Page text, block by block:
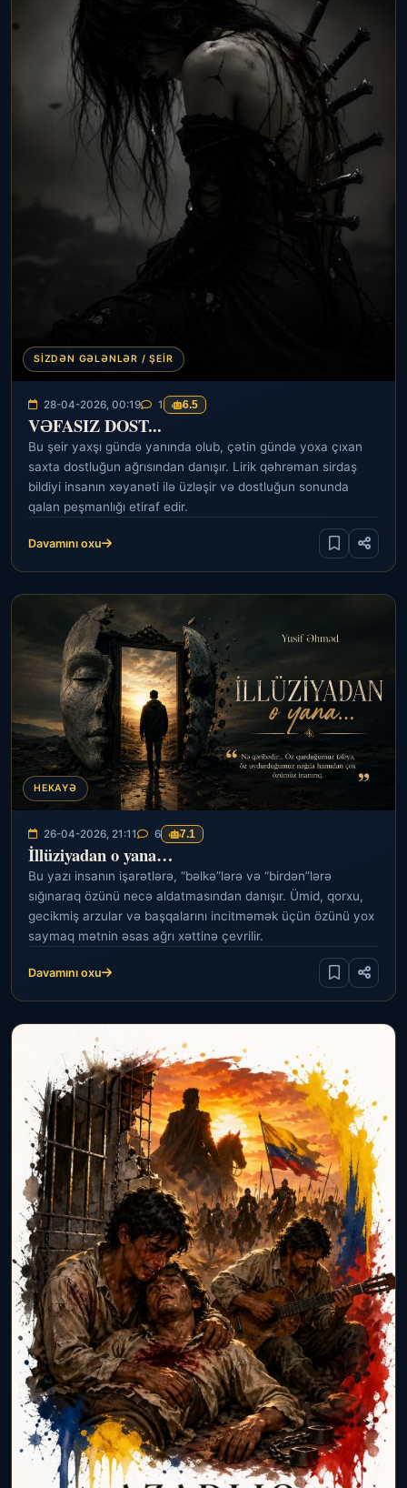
SIZDƏN GƏLƏNLƏR / ŞEIR
28-04-2026, 00:19 1 6.5
VƏFASIZ DOST...
Bu şeir yaxşı gündə yanında olub, çətin gündə yoxa çıxan
saxta dostluğun ağrısından danışır. Lirik qəhrəman sirdaş
bildiyi insanın xəyanəti ilə üzləşir və dostluğun sonunda
qalan peşmanlığı etiraf edir.
Davamını oxu
HEKAYƏ
26-04-2026, 21:11 6 7.1
İllüziyadan o yana…
Bu yazı insanın işarətlərə, “bəlkə”lərə və “birdən”lərə
sığınaraq özünü necə aldatmasından danışır. Ümid, qorxu,
gecikmiş arzular və başqalarını incitməmək üçün özünü yox
saymaq mətnin əsas ağrı xəttinə çevrilir.
Davamını oxu